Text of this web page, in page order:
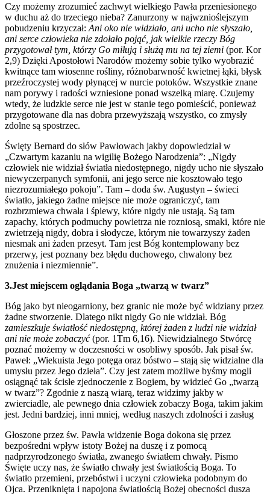
Czy możemy zrozumieć zachwyt wielkiego Pawła przeniesionego
w duchu aż do trzeciego nieba? Zanurzony w najwznioślejszym
pobudzeniu krzyczał: Ani oko nie widziało, ani ucho nie słyszało,
ani serce człowieka nie zdołało pojąć, jak wielkie rzeczy Bóg
przygotował tym, którzy Go miłują i służą mu na tej ziemi (por. Kor
2,9) Dzięki Apostołowi Narodów możemy sobie tylko wyobrazić
kwitnące tam wiosenne rośliny, różnobarwność kwietnej łąki, błysk
przeźroczystej wody płynącej w nurcie potoków. Wszystkie znane
nam porywy i radości wzniesione ponad wszelką miarę. Czujemy
wtedy, że ludzkie serce nie jest w stanie tego pomieścić, ponieważ
przygotowane dla nas dobra przewyższają wszystko, co zmysły
zdolne są spostrzec.
Święty Bernard do słów Pawłowach jakby dopowiedział w
„Czwartym kazaniu na wigilię Bożego Narodzenia”: „Nigdy
człowiek nie widział światła niedostępnego, nigdy ucho nie słyszało
niewyczerpanych symfonii, ani jego serce nie kosztowało tego
niezrozumiałego pokoju”. Tam – doda św. Augustyn – świeci
światło, jakiego żadne miejsce nie może ograniczyć, tam
rozbrzmiewa chwała i śpiewy, które nigdy nie ustają. Są tam
zapachy, których podmuchy powietrza nie rozniosą, smaki, które nie
zwietrzeją nigdy, dobra i słodycze, którym nie towarzyszy żaden
niesmak ani żaden przesyt. Tam jest Bóg kontemplowany bez
przerwy, jest poznany bez błędu duchowego, chwalony bez
znużenia i niezmiennie”.
3.Jest miejscem oglądania Boga „twarzą w twarz”
Bóg jako byt nieogarniony, bez granic nie może być widziany przez
żadne stworzenie. Dlatego nikt nigdy Go nie widział. Bóg
zamieszkuje światłość niedostępną, której żaden z ludzi nie widział
ani nie może zobaczyć(por. 1Tm 6,16). Niewidzialnego Stwórcę
poznać możemy w doczesności w osobliwy sposób. Jak pisał św.
Paweł: „Wiekuista Jego potęga oraz bóstwo – stają się widzialne dla
umysłu przez Jego dzieła”. Czy jest zatem możliwe byśmy mogli
osiągnąć tak ścisłe zjednoczenie z Bogiem, by widzieć Go „twarzą
w twarz”? Zgodnie z naszą wiarą, teraz widzimy jakby w
zwierciadle, ale pewnego dnia człowiek zobaczy Boga, takim jakim
jest. Jedni bardziej, inni mniej, według naszych zdolności i zasług
Głoszone przez św. Pawła widzenie Boga dokona się przez
bezpośredni wpływ istoty Bożej na duszę i z pomocą
nadprzyrodzonego światła, zwanego światłem chwały. Pismo
Święte uczy nas, że światło chwały jest światłością Boga. To
światło przemieni, przebóstwi i uczyni człowieka podobnym do
Ojca. Przeniknięta i napojona światłością Bożej obecności dusza